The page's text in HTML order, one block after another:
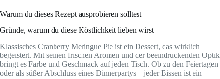
Warum du dieses Rezept ausprobieren solltest
Gründe, warum du diese Köstlichkeit lieben wirst
Klassisches Cranberry Meringue Pie ist ein Dessert, das wirklich
begeistert. Mit seinen frischen Aromen und der beeindruckenden Optik
bringt es Farbe und Geschmack auf jeden Tisch. Ob zu den Feiertagen
oder als süßer Abschluss eines Dinnerpartys – jeder Bissen ist ein